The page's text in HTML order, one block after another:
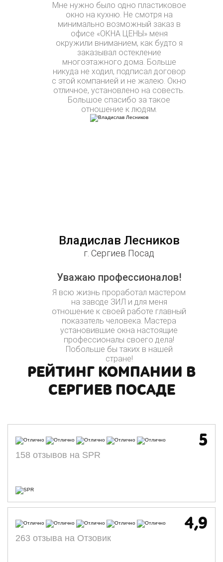
Мне нужно было одно пластиковое
окно на кухню. Не смотря на
минимально возможный заказ в
офисе «ОКНА ЦЕНЫ» меня
окружили вниманием, как будто я
заказывал остекление
многоэтажного дома. Больше
никуда не ходил, подписал договор
с этой компанией и не жалею. Окно
отличное, установлено на совесть.
Большое спасибо за такое
отношение к людям.
Владислав Лесников
г. Сергиев Посад
Уважаю профессионалов!
Я всю жизнь проработал мастером
на заводе ЗИЛ и для меня
отношение к своей работе главный
показатель человека. Мастера
установившие окна настоящие
профессионалы своего дела!
Побольше бы таких в нашей
стране!
РЕЙТИНГ КОМПАНИИ В
СЕРГИЕВ ПОСАДЕ
5
158 отзывов на SPR
4,9
263 отзыва на Отзовик